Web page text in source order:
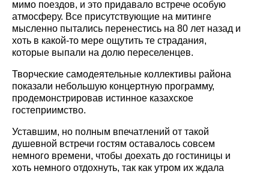
мимо поездов, и это придавало встрече особую
атмосферу. Все присутствующие на митинге
мысленно пытались перенестись на 80 лет назад и
хоть в какой-то мере ощутить те страдания,
которые выпали на долю переселенцев.
Творческие самодеятельные коллективы района
показали небольшую концертную программу,
продемонстрировав истинное казахское
гостеприимство.
Уставшим, но полным впечатлений от такой
душевной встречи гостям оставалось совсем
немного времени, чтобы доехать до гостиницы и
хоть немного отдохнуть, так как утром их ждала